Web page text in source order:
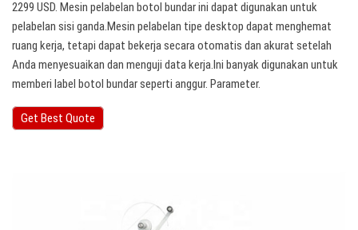
2299 USD. Mesin pelabelan botol bundar ini dapat digunakan untuk
pelabelan sisi ganda.Mesin pelabelan tipe desktop dapat menghemat
ruang kerja, tetapi dapat bekerja secara otomatis dan akurat setelah
Anda menyesuaikan dan menguji data kerja.Ini banyak digunakan untuk
memberi label botol bundar seperti anggur. Parameter.
Get Best Quote